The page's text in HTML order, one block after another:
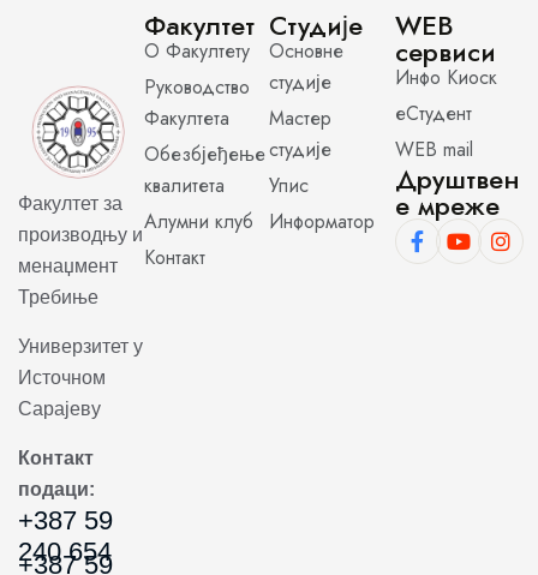
Факултет за
производњу и
менаџмент
Требиње
Универзитет у
Источном
Сарајеву
Контакт
подаци:
+387 59
240 654
+387 59
Факултет
О Факултету
Руководство
Факултета
Обезбјеђење
квалитета
Алумни клуб
Контакт
Студије
Основне
студије
Мастер
студије
Упис
Информатор
WEB
сервиси
Инфо Киоск
еСтудент
WEB mail
Друштвен
е мреже